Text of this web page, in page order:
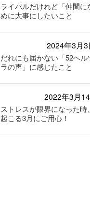
ライバルだけれど「仲間に
めに大事にしたいこと
2024年3月3
だれにも届かない「52ヘル
ラの声」に感じたこと
2022年3月
ストレスが限界になった時
起こる3月にご用心！